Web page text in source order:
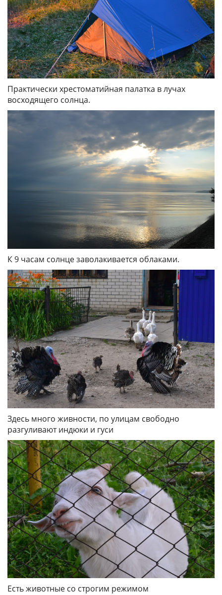
Практически хрестоматийная палатка в лучах
восходящего солнца.
К 9 часам солнце заволакивается облаками.
Здесь много живности, по улицам свободно
разгуливают индюки и гуси
Есть животные со строгим режимом